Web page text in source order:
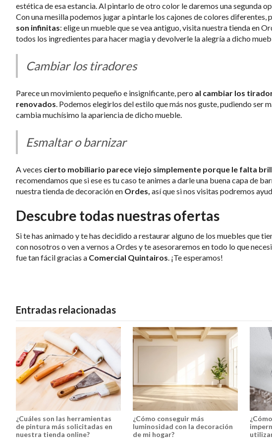
estética de esa estancia. Al pintarlo de otro color le daremos una segunda
Con una mesilla podemos jugar a pintarle los cajones de colores diferentes,
son infinitas: elige un mueble que se vea antiguo, visita nuestra tienda en
todos los ingredientes para hacer magia y devolverle la alegría a dicho
Cambiar los tiradores
Parece un movimiento pequeño e insignificante, pero al cambiar los
renovados . Podemos elegirlos del estilo que más nos guste, pudiendo ser
cambia muchísimo la apariencia de dicho mueble.
Esmaltar o barnizar
A veces cierto mobiliario parece viejo simplemente porque le falta
recomendamos que si ese es tu caso te animes a darle una buena capa de
nuestra tienda de decoración en Ordes, así que si nos visitas podremos
Descubre todas nuestras ofertas
Si te has animado y te has decidido a restaurar alguno de los muebles que
con nosotros o ven a vernos a Ordes y te asesoraremos en todo lo que
fue tan fácil gracias a Comercial Quintairos . ¡Te esperamos!
Entradas relacionadas
¿Cuáles son las herramientas
de pintura más solicitadas en
nuestra tienda online?
¿Cómo conseguir más
luminosidad con la decoración
de mi hogar?